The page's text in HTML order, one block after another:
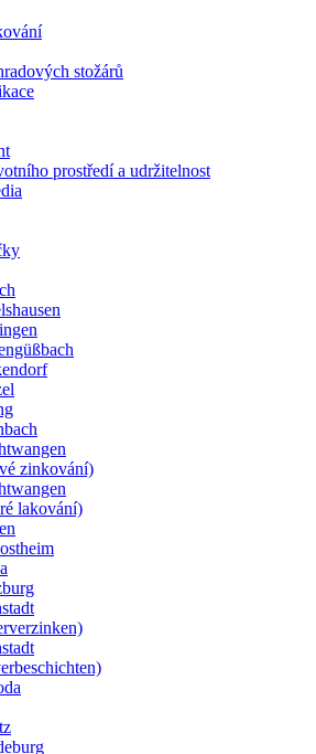
stožárů
prostředí a udržitelnost
zinkování)
lakování)